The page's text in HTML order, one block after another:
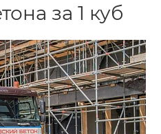
за 1 куб